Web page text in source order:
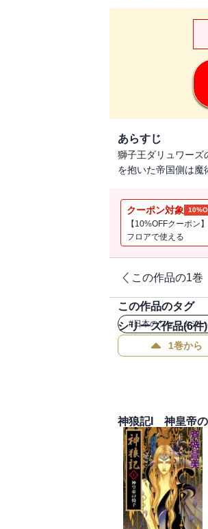
あらすじ
獅子王ダリュワーズ
を抱いた帝国側は
クーポン対象
【10%OFFクーポン
フロアで使える
この作品の1巻
この作品のタグ
#日本のファンタジ
シリーズ作品(6件)
1巻から
神狼記I 神皇帝